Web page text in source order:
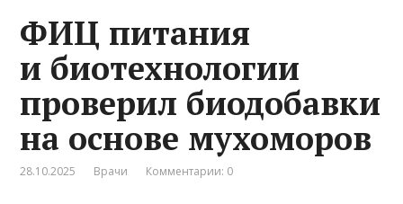
ФИЦ питания
и биотехнологии
проверил биодобавки
на основе мухоморов
28.10.2025 Врачи Комментарии: 0